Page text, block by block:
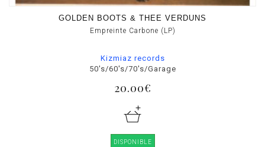
GOLDEN BOOTS & THEE VERDUNS
Empreinte Carbone (LP)
Kizmiaz records
50's/60's/70's/Garage
20.00€
DISPONIBLE